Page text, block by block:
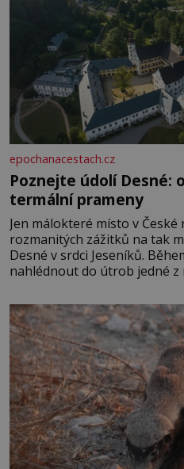
epochanacestach.cz
Poznejte údolí Desné:
termální prameny
Jen málokteré místo v
rozmanitých zážitků na tak
Desné v srdci Jeseníků.
nahlédnout do útrob jedné z
se na koloběžce a den
Velkých Losinách nebo v